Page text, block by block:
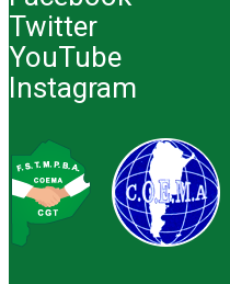
Twitter
YouTube
Instagram